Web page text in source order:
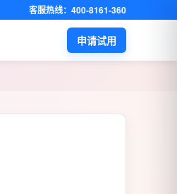
客服热线：400-8161-360
申请试用